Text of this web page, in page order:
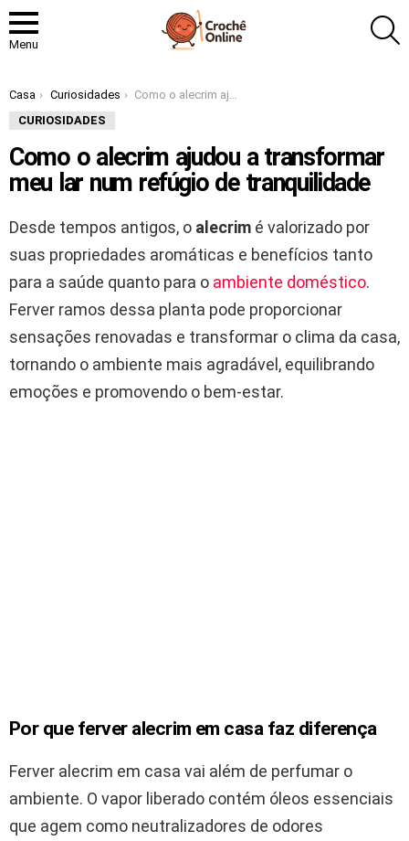
Menu
Você está aqui:
Casa Curiosidades
Como o alecrim ajudou a transformar meu lar num refúgio de tranquilidade
CURIOSIDADES
Como o alecrim ajudou a transformar
meu lar num refúgio de tranquilidade
Desde tempos antigos, o alecrim é valorizado por
suas propriedades aromáticas e benefícios tanto
para a saúde quanto para o ambiente doméstico.
Ferver ramos dessa planta pode proporcionar
sensações renovadas e transformar o clima da casa,
tornando o ambiente mais agradável, equilibrando
emoções e promovendo o bem-estar.
Por que ferver alecrim em casa faz diferença
Ferver alecrim em casa vai além de perfumar o
ambiente. O vapor liberado contém óleos essenciais
que agem como neutralizadores de odores